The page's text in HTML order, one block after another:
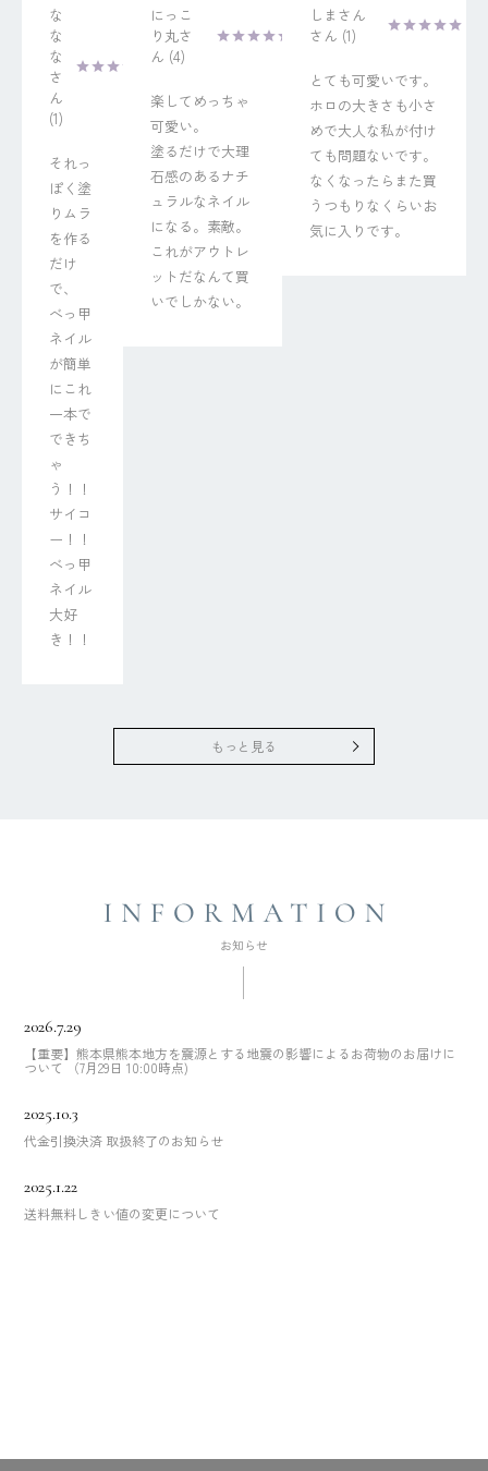
な
な
な
1
それっ
ぽく塗
りムラ
を作る
だけ
で、
べっ甲
ネイル
が簡単
にこれ
一本で
できち
ゃ
う！！
サイコ
ー！！
べっ甲
ネイル
大好
き！！
にっこ
り丸
4
楽してめっちゃ
可愛い。
塗るだけで大理
石感のあるナチ
ュラルなネイル
になる。素敵。
これがアウトレ
ットだなんて買
いでしかない。
しまさん
1
とても可愛いです。
ホロの大きさも小さ
めで大人な私が付け
ても問題ないです。
なくなったらまた買
うつもりなくらいお
気に入りです。
もっと見る
2026.7.29
【重要】熊本県熊本地方を震源とする地震の影響によるお荷物のお届けに
ついて （7月29日 10:00時点)
2025.10.3
代金引換決済 取扱終了のお知らせ
2025.1.22
送料無料しきい値の変更について